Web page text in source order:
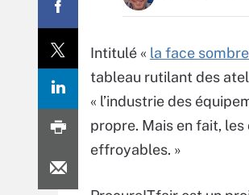
Intitulé « la face
tableau rutilant des
« l’industrie des
propre. Mais en fait,
effroyables. »